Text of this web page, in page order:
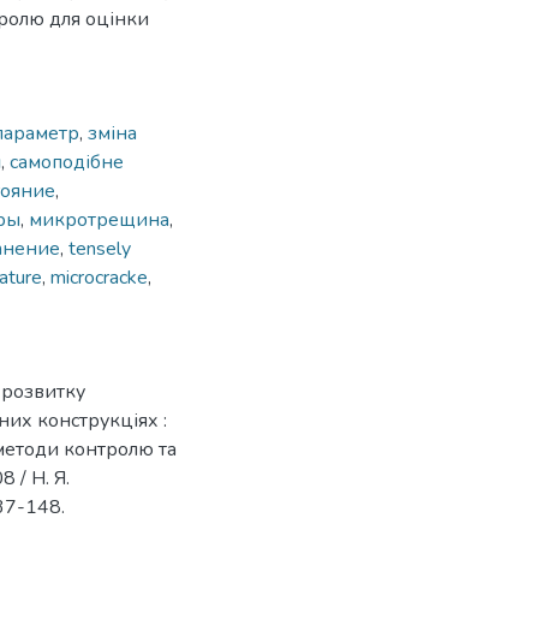
для оцінки
, зміна
, самоподібне
,
, микротрещина,
, tensely
, microcracke,
конструкціях :
контролю та
/ Н. Я.
148.